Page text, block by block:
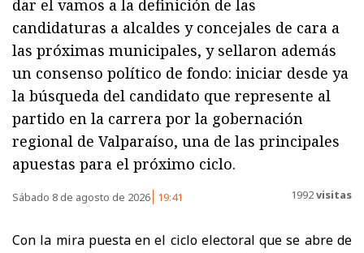
dar el vamos a la definición de las
candidaturas a alcaldes y concejales de cara a
las próximas municipales, y sellaron además
un consenso político de fondo: iniciar desde ya
la búsqueda del candidato que represente al
partido en la carrera por la gobernación
regional de Valparaíso, una de las principales
apuestas para el próximo ciclo.
Sábado 8 de agosto de 2026 19:41 1992visitas
Con la mira puesta en el ciclo electoral que se abre de